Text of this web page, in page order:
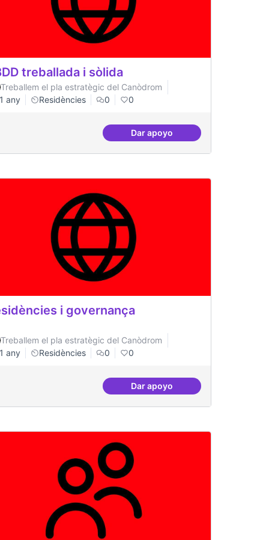
treballada i sòlida
Treballem el pla estratègic del Canòdrom
1 any
Residències 0 0
Dar apoyoBBDD treballada i sòlida
i governança
Treballem el pla estratègic del Canòdrom
1 any
Residències 0 0
Dar apoyoResidències i governança